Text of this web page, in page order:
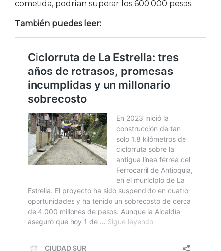
cometida, podrían superar los 600.000 pesos.
También puedes leer: